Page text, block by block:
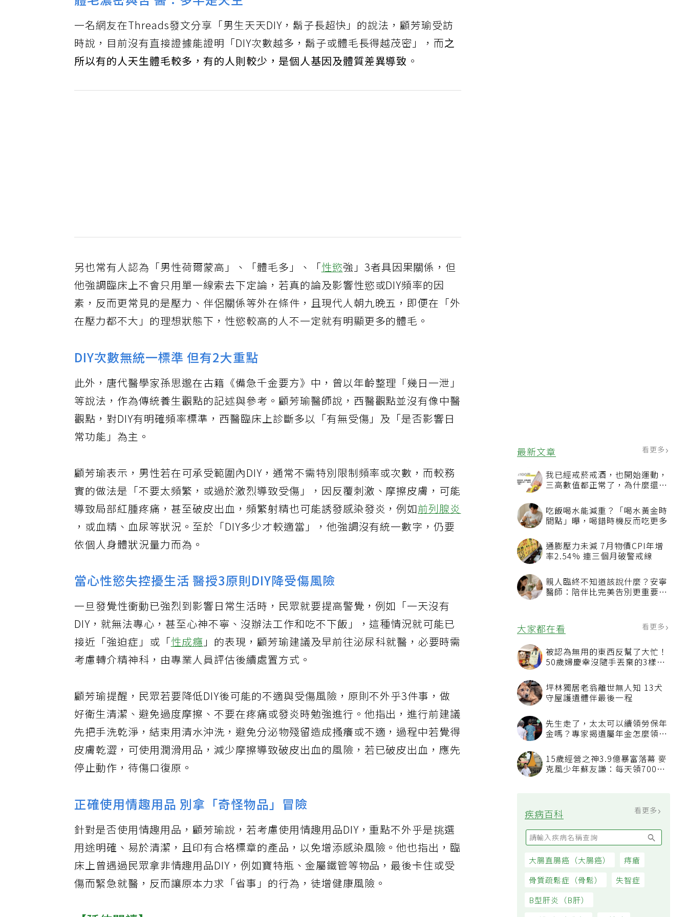
最新文章 看更多
我已經戒菸戒酒，也開始運動，
三高數值都正常了，為什麼還不
吃飯喝水能減重？「喝水黃金時
間點」曝，喝錯時機反而吃更多
通膨壓力未減 7月物價CPI年增
率2.54% 連三個月破警戒線
親人臨終不知道該說什麼？安寧
醫師：陪伴比完美告別更重要，
大家都在看
被認為無用的東西反幫了大忙！
50歲婦慶幸沒隨手丟棄的3樣物
坪林獨居老翁離世無人知 13犬
守屋護遺體伴最後一程
先生走了，太太可以續領勞保年
看順位還要看資格
15歲經營之神3.9億暴富落幕 麥
疾病百科
體毛濃密與否 醫：多半是天生
一名網友在Threads發文分享「男生天天DIY，鬍子長超快」的說法，顧芳瑜受訪
時說，目前沒有直接證據能證明「DIY次數越多，鬍子或體毛長得越茂密」，而之
所以有的人天生體毛較多，有的人則較少，是個人基因及體質差異導致 。
另也常有人認為「男性荷爾蒙高」、「體毛多」、「性慾強」3者具因果關係，但
他強調臨床上不會只用單一線索去下定論，若真的論及影響性慾或DIY頻率的因
素，反而更常見的是壓力、伴侶關係等外在條件，且現代人朝九晚五，即便在「外
在壓力都不大」的理想狀態下，性慾較高的人不一定就有明顯更多的體毛。
DIY次數無統一標準 但有2大重點
此外，唐代醫學家孫思邈在古籍《備急千金要方》中，曾以年齡整理「幾日一泄」
等說法，作為傳統養生觀點的記述與參考。顧芳瑜醫師說，西醫觀點並沒有像中醫
觀點，對DIY有明確頻率標準，西醫臨床上診斷多以「有無受傷」及「是否影響日
常功能」為主。
顧芳瑜表示，男性若在可承受範圍內DIY，通常不需特別限制頻率或次數，而較務
實的做法是「不要太頻繁，或過於激烈導致受傷」，因反覆刺激、摩擦皮膚，可能
導致局部紅腫疼痛，甚至破皮出血，頻繁射精也可能誘發感染發炎，例如前列腺炎
，或血精、血尿等狀況。至於「DIY多少才較適當」，他強調沒有統一數字，仍要
依個人身體狀況量力而為。
當心性慾失控擾生活 醫授3原則DIY降受傷風險
一旦發覺性衝動已強烈到影響日常生活時，民眾就要提高警覺，例如「一天沒有
DIY，就無法專心，甚至心神不寧、沒辦法工作和吃不下飯」，這種情況就可能已
接近「強迫症」或「性成癮」的表現，顧芳瑜建議及早前往泌尿科就醫，必要時需
考慮轉介精神科，由專業人員評估後續處置方式。
顧芳瑜提醒，民眾若要降低DIY後可能的不適與受傷風險，原則不外乎3件事，做
好衛生清潔、避免過度摩擦、不要在疼痛或發炎時勉強進行。他指出，進行前建議
先把手洗乾淨，結束用清水沖洗，避免分泌物殘留造成搔癢或不適，過程中若覺得
皮膚乾澀，可使用潤滑用品，減少摩擦導致破皮出血的風險，若已破皮出血，應先
停止動作，待傷口復原。
正確使用情趣用品 別拿「奇怪物品」冒險
針對是否使用情趣用品，顧芳瑜說，若考慮使用情趣用品DIY，重點不外乎是挑選
用途明確、易於清潔，且印有合格標章的產品，以免增添感染風險。他也指出，臨
床上曾遇過民眾拿非情趣用品DIY，例如寶特瓶、金屬鐵管等物品，最後卡住或受
傷而緊急就醫，反而讓原本力求「省事」的行為，徒增健康風險。